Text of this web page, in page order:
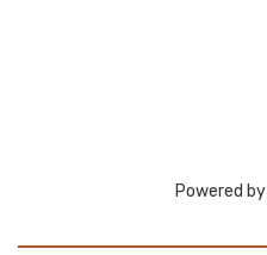
Powered by